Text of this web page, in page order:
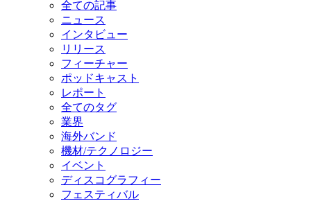
全ての記事
ニュース
インタビュー
リリース
フィーチャー
ポッドキャスト
レポート
全てのタグ
業界
海外バンド
機材/テクノロジー
イベント
ディスコグラフィー
フェスティバル